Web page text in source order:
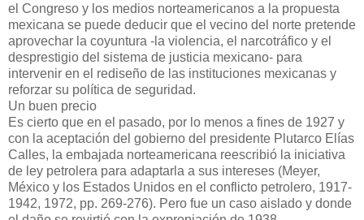
el Congreso y los medios norteamericanos a la propuesta
mexicana se puede deducir que el vecino del norte pretende
aprovechar la coyuntura -la violencia, el narcotráfico y el
desprestigio del sistema de justicia mexicano- para
intervenir en el rediseño de las instituciones mexicanas y
reforzar su política de seguridad.
Un buen precio
Es cierto que en el pasado, por lo menos a fines de 1927 y
con la aceptación del gobierno del presidente Plutarco Elías
Calles, la embajada norteamericana reescribió la iniciativa
de ley petrolera para adaptarla a sus intereses (Meyer,
México y los Estados Unidos en el conflicto petrolero, 1917-
1942, 1972, pp. 269-276). Pero fue un caso aislado y donde